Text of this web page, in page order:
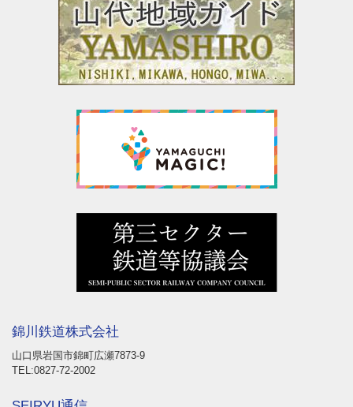
錦川鉄道株式会社
山口県岩国市錦町広瀬7873-9
TEL:0827-72-2002